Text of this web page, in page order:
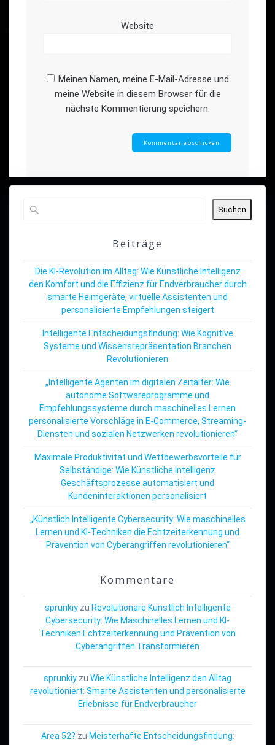
Website
Meinen Namen, meine E-Mail-Adresse und
meine Website in diesem Browser für die
nächste Kommentierung speichern.
Suchen
Beiträge
Die KI-Revolution im Alltag: Wie Künstliche Intelligenz
den Komfort und die Effizienz für Endverbraucher durch
smarte Heimgeräte, virtuelle Assistenten und
personalisierte Empfehlungen steigert
Intelligente Entscheidungsfindung: Wie Kognitive
Systeme und Wissensrepräsentation Branchen
Revolutionieren
„Intelligente Agenten im digitalen Zeitalter: Wie
autonome Softwareprogramme und
Empfehlungssysteme durch maschinelles Lernen
personalisierte Vorschläge in E-Commerce, Streaming-
Diensten und sozialen Netzwerken revolutionieren“
Maximale Produktivität und Wettbewerbsvorteile für
Selbständige: Wie Künstliche Intelligenz
Geschäftsprozesse automatisiert und
Kundeninteraktionen personalisiert
„Künstlich Intelligente Cybersecurity: Wie maschinelles
Lernen und KI-Techniken die Echtzeiterkennung und
Prävention von Cyberangriffen revolutionieren“
Kommentare
sprunkiyzu Revolutionäre Künstlich Intelligente
Cybersecurity: Wie Maschinelles Lernen und KI-
Techniken Echtzeiterkennung und Prävention von
Cyberangriffen Transformieren
sprunkiy zu Wie Künstliche Intelligenz den Alltag
revolutioniert: Smarte Assistenten und personalisierte
Erlebnisse für Endverbraucher
Area 52? zu Meisterhafte Entscheidungsfindung: